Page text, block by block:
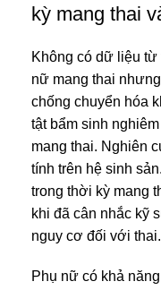
kỳ mang thai
Không có dữ liệu
nữ mang thai
chống chuyển hóa
tật bẩm sinh
mang thai. Nghiên
tính trên hệ sinh
trong thời kỳ mang
khi đã cân nhắc kỹ
nguy cơ đối với thai.
Phụ nữ có khả